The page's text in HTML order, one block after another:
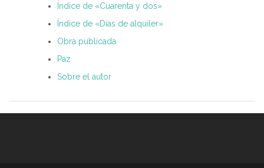
Índice de «Cuarenta y dos»
Índice de «Días de alquiler»
Obra publicada
Paz
Sobre el autor